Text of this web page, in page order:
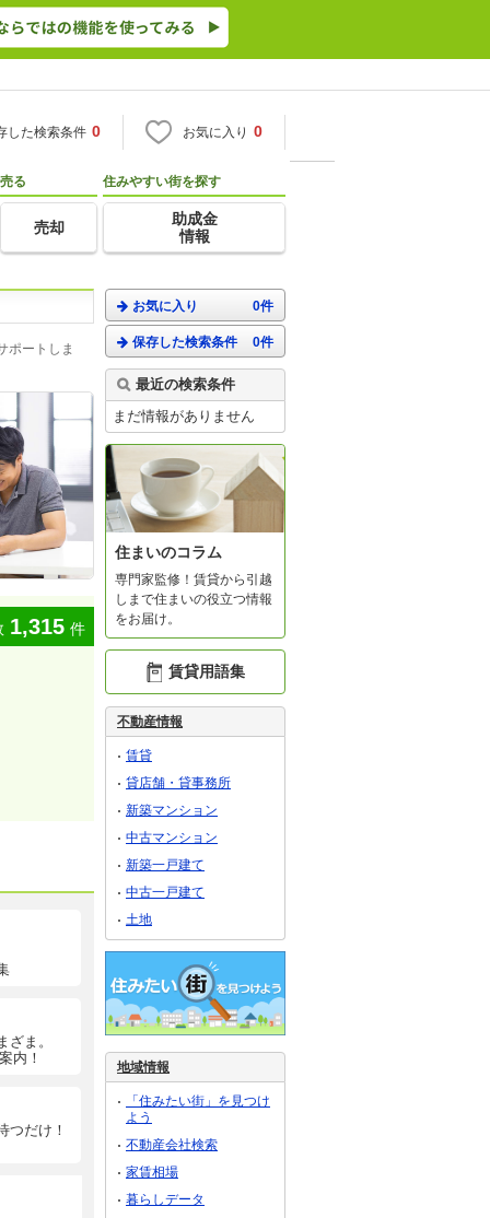
した検索条件 0 お気に入り 0
売る
売却
住みやすい街を探す
助成金
情報
ポートしま
1,315 件
ま。
内！
つだけ！
お気に入り 0件
保存した検索条件 0件
最近の検索条件
まだ情報がありません
住まいのコラム
専門家監修！賃貸から引越
しまで住まいの役立つ情報
をお届け。
賃貸用語集
不動産情報
賃貸
貸店舗・貸事務所
新築マンション
中古マンション
新築一戸建て
中古一戸建て
土地
地域情報
「住みたい街」を見つけ
よう
不動産会社検索
家賃相場
暮らしデータ